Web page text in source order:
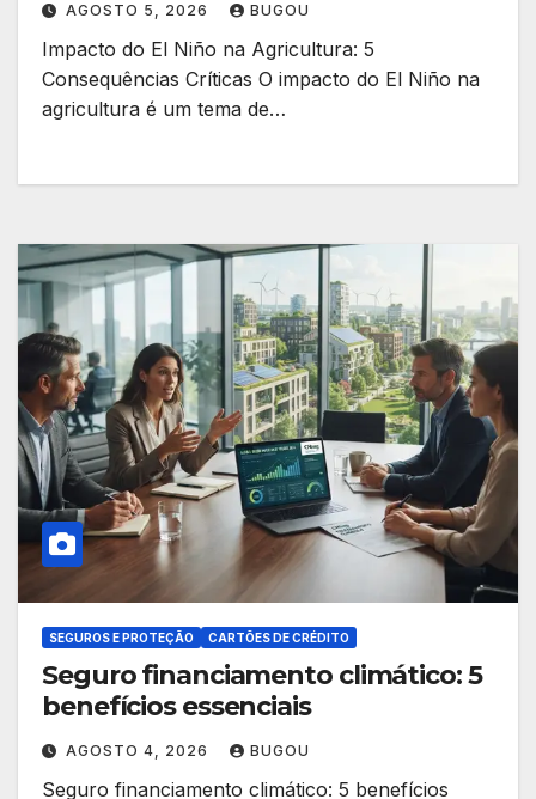
AGOSTO 5, 2026 BUGOU
Impacto do El Niño na Agricultura: 5
Consequências Críticas O impacto do El Niño na
agricultura é um tema de…
SEGUROS E PROTEÇÃO CARTÕES DE CRÉDITO
Seguro financiamento climático: 5
benefícios essenciais
AGOSTO 4, 2026 BUGOU
Seguro financiamento climático: 5 benefícios